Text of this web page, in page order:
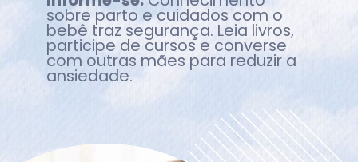
sobre parto e cuidados com o
bebê traz segurança. Leia livros,
participe de cursos e converse
com outras mães para reduzir a
ansiedade.